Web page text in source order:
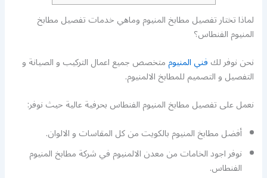
لماذا تختار تفصيل مطابخ المنيوم وماهي خدمات تفصيل مطابخ
المنيوم الفنطاس؟
نحن نوفر لكفني المنيوممتخصص جميع اعمال التركيب و الصيانة و
التفصيل و التصميم للمطابخ الالمنيوم.
نعمل على تفصيل مطابخ المنيوم الفنطاس بحرفية عالية حيث نوفر:
أفضل مطابخ المنيوم بالكويت من كل المقاسات و الالوان.
نوفر اجود الخامات من معدن الالمنيوم في شركة مطابخ المنيوم
الفنطاس.